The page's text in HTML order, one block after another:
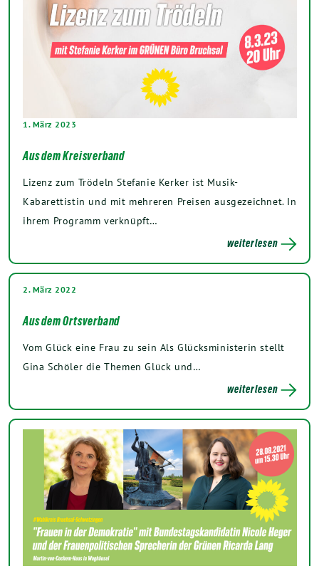
1. März 2023
Aus dem Kreisverband
Lizenz zum Trödeln Stefanie Kerker ist Musik-
Kabarettistin und mit mehreren Preisen ausgezeichnet. In
ihrem Programm verknüpft…
weiterlesen
2. März 2022
Aus dem Ortsverband
Vom Glück eine Frau zu sein Als Glücksministerin stellt
Gina Schöler die Themen Glück und…
weiterlesen